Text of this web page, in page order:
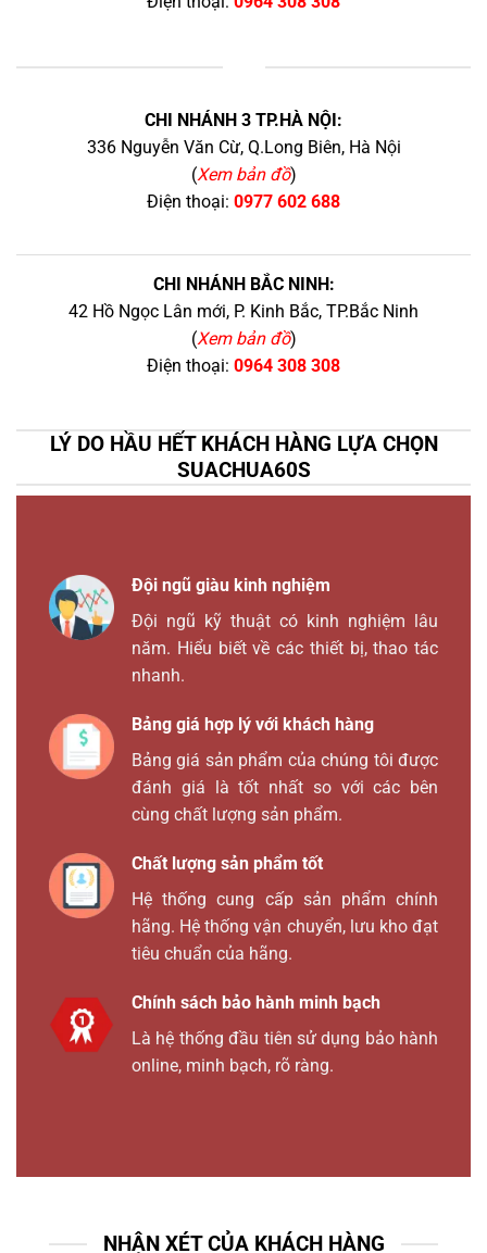
CHI NHÁNH 3 TP.HÀ NỘI:
336 Nguyễn Văn Cừ, Q.Long Biên, Hà Nội
(Xem bản đồ)
Điện thoại: 0977 602 688
CHI NHÁNH BẮC NINH:
42 Hồ Ngọc Lân mới, P. Kinh Bắc, TP.Bắc Ninh
(Xem bản đồ)
Điện thoại: 0964 308 308
LÝ DO HẦU HẾT KHÁCH HÀNG LỰA CHỌN
SUACHUA60S
Đội ngũ giàu kinh nghiệm
Đội ngũ kỹ thuật có kinh nghiệm lâu
năm. Hiểu biết về các thiết bị, thao tác
nhanh.
Bảng giá hợp lý với khách hàng
Bảng giá sản phẩm của chúng tôi được
đánh giá là tốt nhất so với các bên
cùng chất lượng sản phẩm.
Chất lượng sản phẩm tốt
Hệ thống cung cấp sản phẩm chính
hãng. Hệ thống vận chuyển, lưu kho đạt
tiêu chuẩn của hãng.
Chính sách bảo hành minh bạch
Là hệ thống đầu tiên sử dụng bảo hành
online, minh bạch, rõ ràng.
NHẬN XÉT CỦA KHÁCH HÀNG